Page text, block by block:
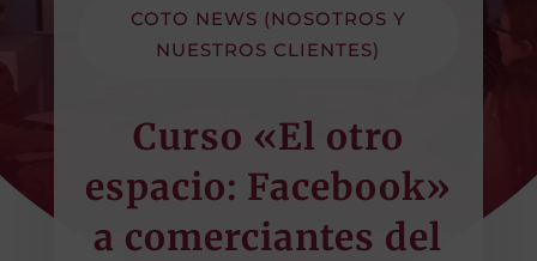
COTO NEWS (NOSOTROS Y
NUESTROS CLIENTES)
Curso «El otro
espacio: Facebook»
a comerciantes del